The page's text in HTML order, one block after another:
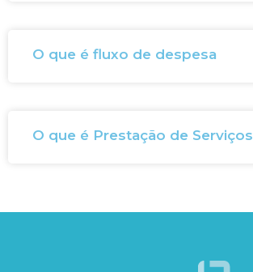
O que é fluxo de despesa
O que é Prestação de Serviços